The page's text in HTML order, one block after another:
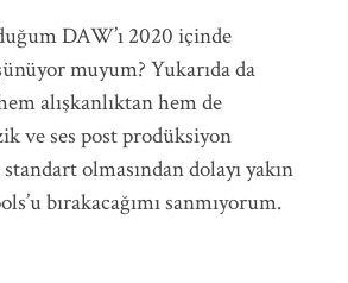
DAW’ı 2020 içinde
muyum? Yukarıda da
alışkanlıktan hem de
ve ses post prodüksiyon
olmasından dolayı yakın
bırakacağımı sanmıyorum.